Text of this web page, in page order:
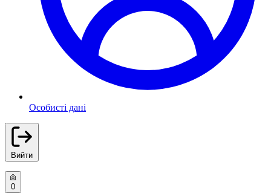
Особисті дані
Вийти
0